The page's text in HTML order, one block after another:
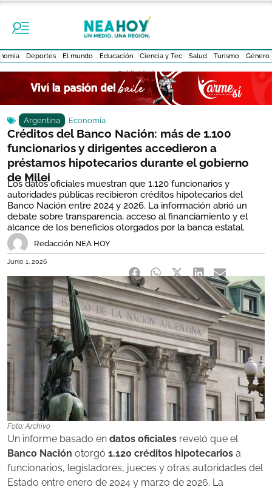
Deportes El mundo Educación Ciencia y Tec Salud Turismo Género
- Publicidad -
Argentina , Economía
Créditos del Banco Nación: más de 1.100
funcionarios y dirigentes accedieron a
préstamos hipotecarios durante el gobierno
de Milei
Los datos oficiales muestran que 1.120 funcionarios y
autoridades públicas recibieron créditos hipotecarios del
Banco Nación entre 2024 y 2026. La información abrió un
debate sobre transparencia, acceso al financiamiento y el
alcance de los beneficios otorgados por la banca estatal.
Redacción NEA HOY
Junio 1, 2026
Foto: Archivo
Un informe basado en datos oficiales reveló que el
Banco Nación otorgó 1.120 créditos hipotecarios a
funcionarios, legisladores, jueces y otras autoridades del
Estado entre enero de 2024 y marzo de 2026. La